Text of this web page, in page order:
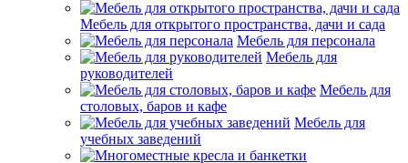
Мебель для открытого пространства, дачи и сада
Мебель для персонала
Мебель для
руководителей
Мебель для
столовых, баров и кафе
Мебель для
учебных заведений